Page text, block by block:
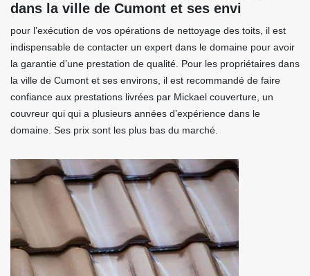
dans la ville de Cumont et ses envi
pour l’exécution de vos opérations de nettoyage des toits, il est
indispensable de contacter un expert dans le domaine pour avoir
la garantie d’une prestation de qualité. Pour les propriétaires dans
la ville de Cumont et ses environs, il est recommandé de faire
confiance aux prestations livrées par Mickael couverture, un
couvreur qui qui a plusieurs années d’expérience dans le
domaine. Ses prix sont les plus bas du marché.